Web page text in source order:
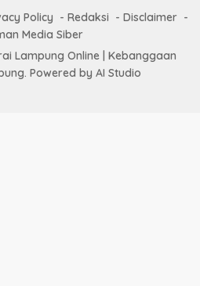
Policy Redaksi
Disclaimer
Media Siber
Lampung Online | Kebanggaan
Powered by AI Studio